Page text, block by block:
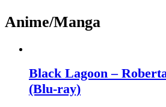
Anime/Manga
Black Lagoon –
(Blu-ray)